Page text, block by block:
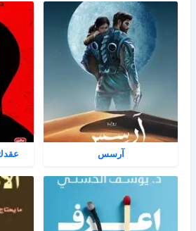
آرسس